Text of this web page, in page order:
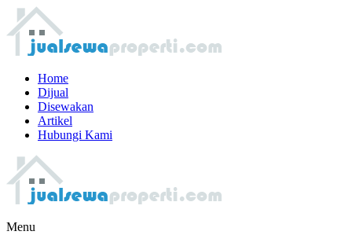
Home
Dijual
Disewakan
Artikel
Hubungi Kami
Menu